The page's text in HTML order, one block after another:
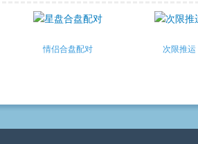
情侣合盘配对 次限推运